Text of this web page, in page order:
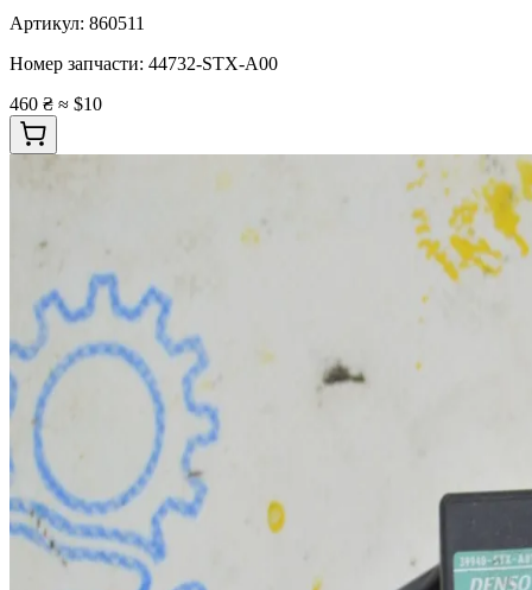
Артикул: 860511
Номер запчасти: 44732-STX-A00
460 ₴ ≈ $10